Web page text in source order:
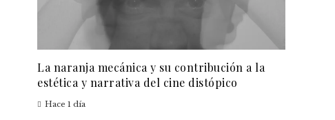
La naranja mecánica y su contribución a la
estética y narrativa del cine distópico
Hace 1 día